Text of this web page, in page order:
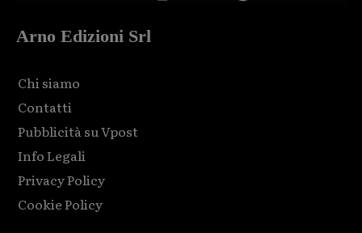
Arno Edizioni Srl
Chi siamo
Contatti
Pubblicità su Vpost
Info Legali
Privacy Policy
Cookie Policy